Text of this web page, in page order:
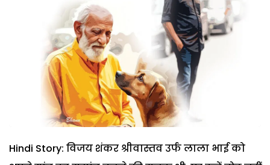
Hindi Story: विजय शंकरश्रीवास्तवउर्फलाला भाईको